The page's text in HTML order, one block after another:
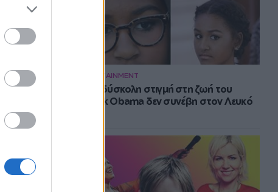
ENTERTAINMENT
Η πιο δύσκολη στιγμή στη ζωή του
Barack Obama δεν συνέβη στον Λευκό